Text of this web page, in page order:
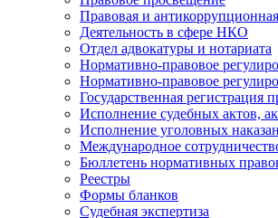
Правовая и
Деятельность в сфере НКО
Отдел адвокатуры и нотариата
Нормативно-правовое
Нормативно-правовое
Государственная регистрация
Исполнение судебных актов,
Исполнение уголовных
Международное
Бюллетень нормативных
Реестры
Формы бланков
Судебная экспертиза